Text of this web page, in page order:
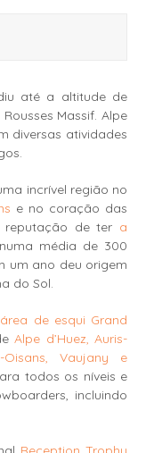
até a altitude de
Massif. Alpe
diversas atividades
incrível região no
e no coração das
reputação de ter a
média de 300
um ano deu origem
do Sol.
área de esqui Grand
Alpe d’Huez, Auris-
Oisans, Vaujany e
todos os níveis e
incluindo